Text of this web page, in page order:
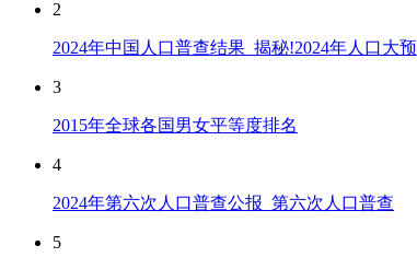
2
2024年中国人口普查结果_揭秘!2024年人口大预
3
2015年全球各国男女平等度排名
4
2024年第六次人口普查公报_第六次人口普查
5